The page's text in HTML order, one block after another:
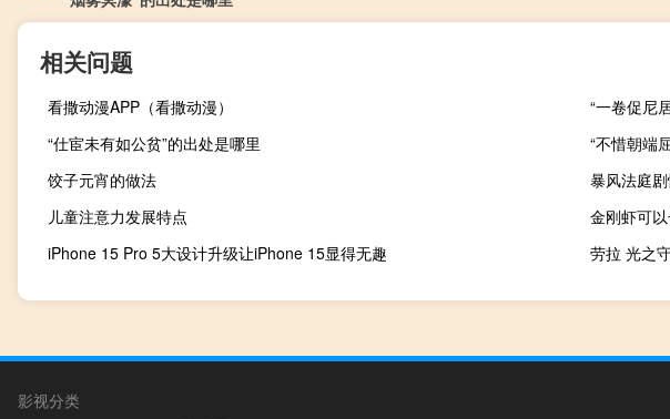
相关问题
看撒动漫APP（看撒动漫）
“一卷促尼
“仕宦未有如公贫”的出处是哪里
“不惜朝端
饺子元宵的做法
暴风法庭
儿童注意力发展特点
金刚虾可
iPhone 15 Pro 5大设计升级让iPhone 15显得无趣
劳拉 光之
影视分类